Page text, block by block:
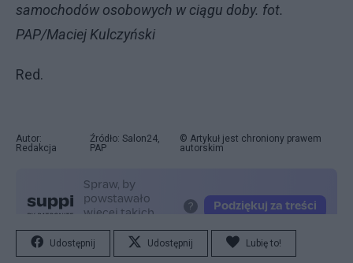
samochodów osobowych w ciągu doby. fot.
PAP/Maciej Kulczyński
Red.
Autor:
Redakcja
Źródło: Salon24,
PAP
© Artykuł jest chroniony prawem
autorskim
Udostępnij Udostępnij Lubię to!